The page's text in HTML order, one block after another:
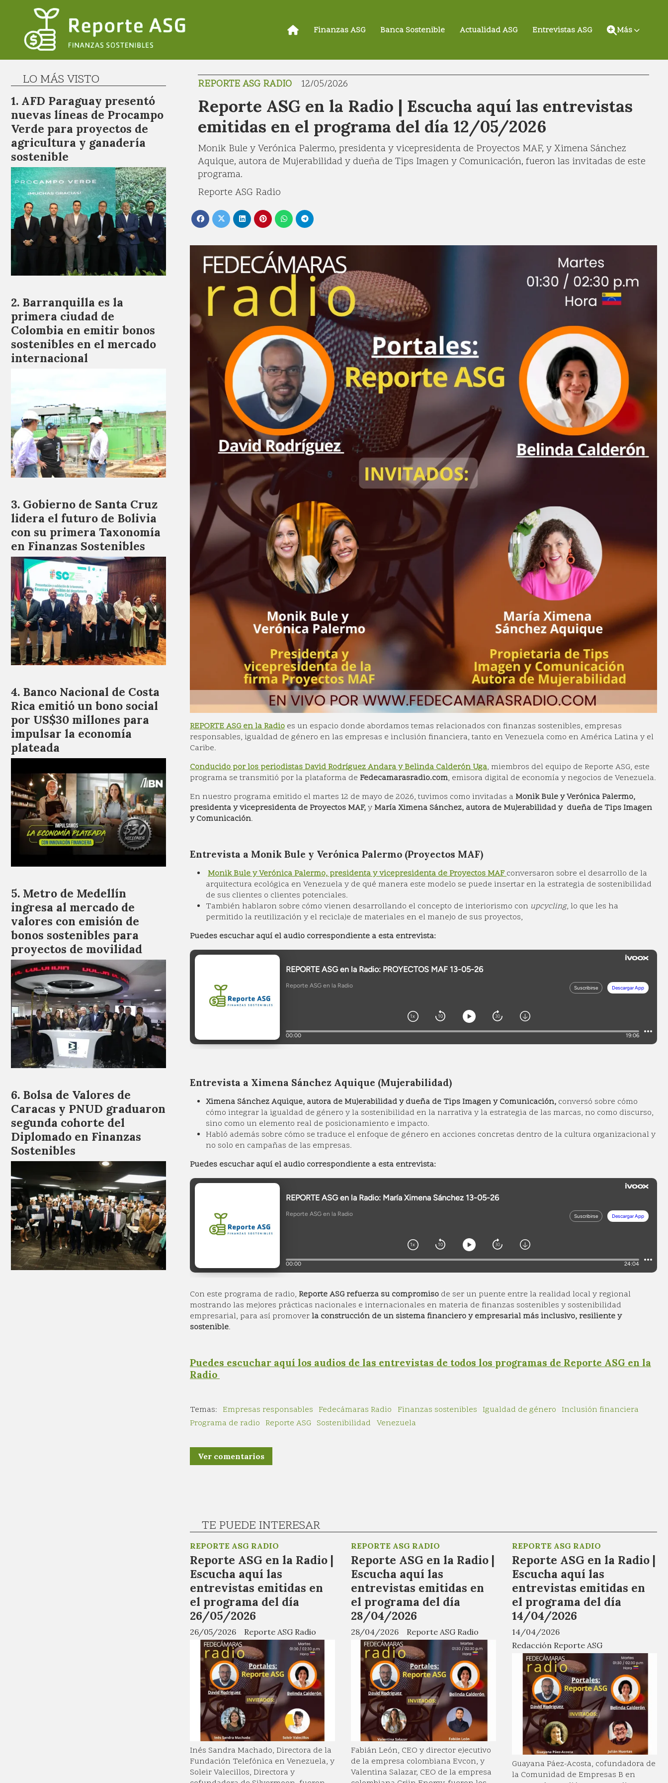
Finanzas ASG Banca Sostenible Actualidad ASG Entrevistas ASG Más
Reporte ASG en la Radio | Escucha aquí las entrevistas
emitidas en el programa del día 12/05/2026
Monik Bule y Verónica Palermo, presidenta y vicepresidenta de Proyectos MAF, y Ximena Sánchez
Aquique, autora de Mujerabilidad y dueña de Tips Imagen y Comunicación, fueron las invitadas de este
programa.
REPORTE ASG RADIO 12/05/2026
Reporte ASG Radio
REPORTE ASG en la Radio es un espacio donde abordamos temas relacionados con finanzas sostenibles, empresas
responsables, igualdad de género en las empresas e inclusión financiera, tanto en Venezuela como en América Latina y el
Caribe.
Conducido porlos periodistas David Rodríguez Andara y Belinda Calderón Uga, miembros del equipo de Reporte ASG, este
programa se transmitió por la plataforma de Fedecamarasradio.com, emisora digital de economía y negocios de Venezuela.
En nuestro programa emitido el martes 12 de mayo de 2026, tuvimos como invitadas a Monik Bule y Verónica Palermo,
presidenta y vicepresidenta de Proyectos MAF,y María Ximena Sánchez, autora de Mujerabilidad y dueña de Tips Imagen
y Comunicación.
Entrevista a Monik Bule y Verónica Palermo (Proyectos MAF)
Monik Bule y Verónica Palermo, presidenta y vicepresidenta de Proyectos MAFconversaron sobre el desarrollo de la
arquitectura ecológica en Venezuela y de qué manera este modelo se puede insertar en la estrategia de sostenibilidad
de sus clientes o clientes potenciales.
También hablaron sobre cómo vienen desarrollando el concepto de interiorismo con upcycling, lo que les ha
permitido la reutilización y el reciclaje de materiales en el manejo de sus proyectos,
Puedes escuchar aquí el audio correspondiente a esta entrevista:
Entrevista a Ximena Sánchez Aquique (Mujerabilidad)
Ximena Sánchez Aquique, autora de Mujerabilidad y dueña de Tips Imagen y Comunicación, conversó sobre cómo
cómo integrar la igualdad de género y la sostenibilidad en la narrativa y la estrategia de las marcas, no como discurso,
sino como un elemento real de posicionamiento e impacto.
Habló además sobre cómo se traduce el enfoque de género en acciones concretas dentro de la cultura organizacional y
no solo en campañas de las empresas.
Puedes escuchar aquí el audio correspondiente a esta entrevista:
Con este programa de radio, Reporte ASG refuerza su compromiso de ser un puente entre la realidad local y regional
mostrando las mejores prácticas nacionales e internacionales en materia de finanzas sostenibles y sostenibilidad
empresarial, para así promoverla construcción de un sistema financiero y empresarial más inclusivo, resiliente y
sostenible.
Puedes escuchar aquí los audios de las entrevistas de todos los programas de Reporte ASG en la
Radio
Empresas responsables Fedecámaras Radio Finanzas sostenibles Igualdad de género Inclusión financiera
Programa de radio Reporte ASG Sostenibilidad Venezuela
Ver comentarios
TE PUEDE INTERESAR
Reporte ASG en la Radio |
Escucha aquí las
entrevistas emitidas en
el programa del día
26/05/2026
Reporte ASG Radio
REPORTE ASG RADIO
26/05/2026
Inés Sandra Machado, Directora de la
Fundación Telefónica en Venezuela, y
Soleir Valecillos, Directora y
Reporte ASG en la Radio |
Escucha aquí las
entrevistas emitidas en
el programa del día
28/04/2026
Reporte ASG Radio
REPORTE ASG RADIO
28/04/2026
Fabián León, CEO y director ejecutivo
de la empresa colombiana Evcon, y
Valentina Salazar, CEO de la empresa
Reporte ASG en la Radio |
Escucha aquí las
entrevistas emitidas en
el programa del día
14/04/2026
Redacción Reporte ASG
REPORTE ASG RADIO
14/04/2026
Guayana Páez-Acosta, cofundadora de
la Comunidad de Empresas B en
LO MÁS VISTO
AFD Paraguay presentó
nuevas líneas de Procampo
Verde para proyectos de
agricultura y ganadería
sostenible
Barranquilla es la
primera ciudad de
Colombia en emitir bonos
sostenibles en el mercado
internacional
Gobierno de Santa Cruz
lidera el futuro de Bolivia
con su primera Taxonomía
en Finanzas Sostenibles
Banco Nacional de Costa
Rica emitió un bono social
por US$30 millones para
impulsar la economía
plateada
Metro de Medellín
ingresa al mercado de
valores con emisión de
bonos sostenibles para
proyectos de movilidad
Bolsa de Valores de
Caracas y PNUD graduaron
segunda cohorte del
Diplomado en Finanzas
Sostenibles